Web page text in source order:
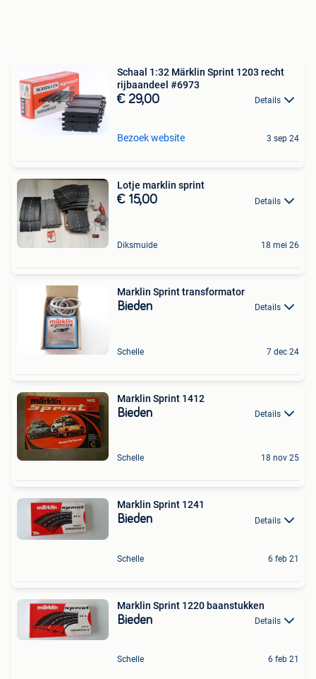
Schaal 1:32 Märklin Sprint 1203 recht
rijbaandeel #6973
€ 29,00 Details
Bezoek website 3 sep 24
Lotje marklin sprint
€ 15,00 Details
Diksmuide 18 mei 26
Marklin Sprint transformator
Bieden Details
Schelle 7 dec 24
Marklin Sprint 1412
Bieden Details
Schelle 18 nov 25
Marklin Sprint 1241
Bieden Details
Schelle 6 feb 21
Marklin Sprint 1220 baanstukken
Bieden Details
Schelle 6 feb 21